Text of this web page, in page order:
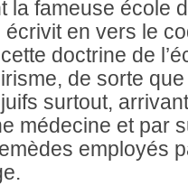
la fameuse école
écrivit en vers le
doctrine de
de sorte
surtout,
médecine et par
employés